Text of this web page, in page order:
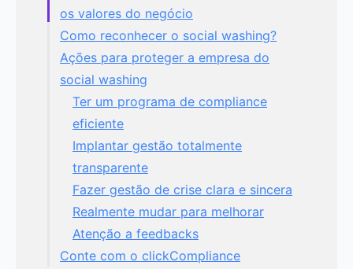
os valores do negócio
Como reconhecer o social washing?
Ações para proteger a empresa do
social washing
Ter um programa de compliance
eficiente
Implantar gestão totalmente
transparente
Fazer gestão de crise clara e sincera
Realmente mudar para melhorar
Atenção a feedbacks
Conte com o clickCompliance